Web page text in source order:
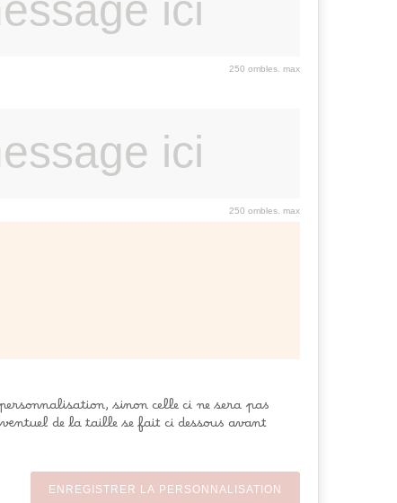
250 ombles. max
250 ombles. max
sinon celle ci ne sera pas
de la taille se fait ci dessous avant
ENREGISTRER LA PERSONNALISATION